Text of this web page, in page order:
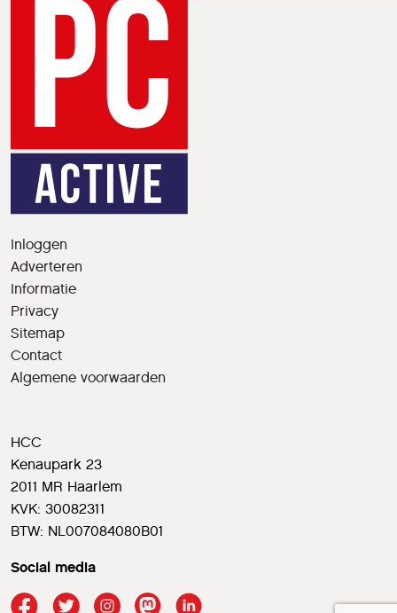
Inloggen
Adverteren
Informatie
Privacy
Sitemap
Contact
Algemene voorwaarden
HCC
Kenaupark 23
2011 MR Haarlem
KVK: 30082311
BTW: NL007084080B01
Social media